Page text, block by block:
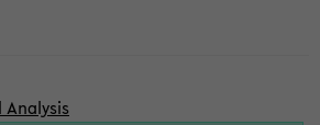
Analysis